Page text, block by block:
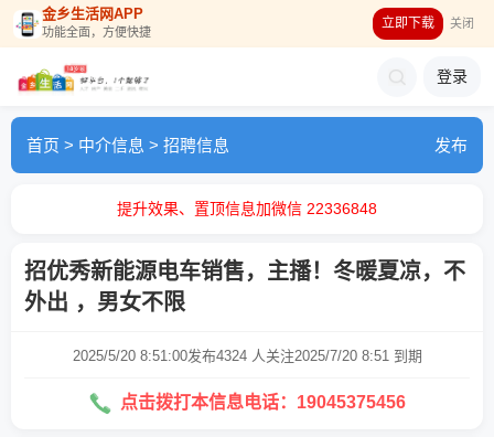
金乡生活网APP
功能全面，方便快捷
立即下载 关闭
登录
首页 > 中介信息 > 招聘信息 发布
提升效果、置顶信息加微信 22336848
招优秀新能源电车销售，主播！冬暖夏凉，不
外出 ，男女不限
2025/5/20 8:51:00发布4324 人关注2025/7/20 8:51 到期
点击拨打本信息电话：19045375456